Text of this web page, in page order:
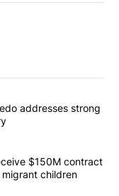
articles in the last
Rep. Acevedo
addresses strong
firm set to receive
$150M contract
children